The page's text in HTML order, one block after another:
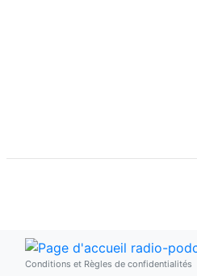
Conditions et Règles de confidentialités